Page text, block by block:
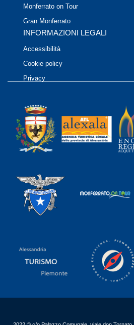
Monferrato on Tour
Gran Monferrato
INFORMAZIONI LEGALI
Accessibilità
Cookie policy
Privacy